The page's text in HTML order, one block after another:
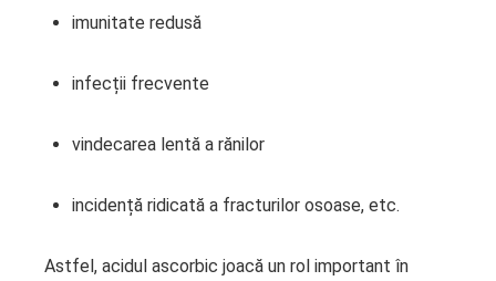
imunitate redusă
infecții frecvente
vindecarea lentă a rănilor
incidență ridicată a fracturilor osoase, etc.
Astfel, acidul ascorbic joacă un rol important în